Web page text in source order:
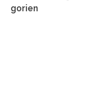
gorien